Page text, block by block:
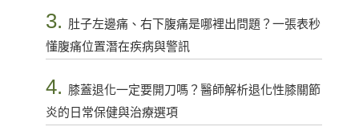
3. 肚子左邊痛、右下腹痛是哪裡出問題？一張表秒
懂腹痛位置潛在疾病與警訊
4. 膝蓋退化一定要開刀嗎？醫師解析退化性膝關節
炎的日常保健與治療選項